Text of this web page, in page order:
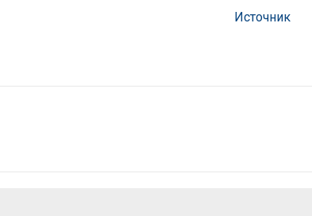
Источник